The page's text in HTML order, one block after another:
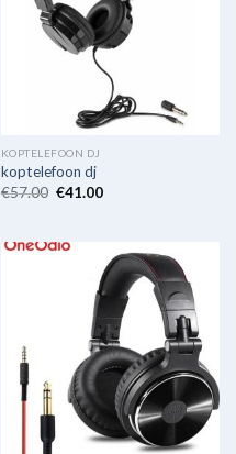
KOPTELEFOON DJ
koptelefoon dj
€57.00 €41.00